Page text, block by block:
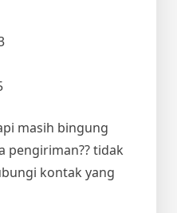
masih bingung
pengiriman?? tidak
kontak yang